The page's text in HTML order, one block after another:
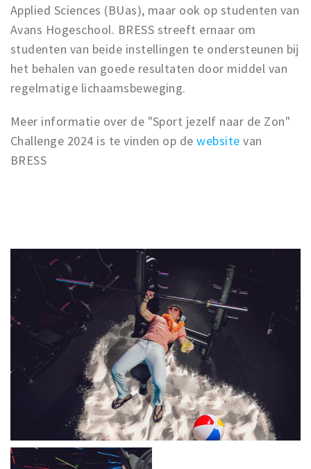
Applied Sciences (BUas), maar ook op studenten van
Avans Hogeschool. BRESS streeft ernaar om
studenten van beide instellingen te ondersteunen bij
het behalen van goede resultaten door middel van
regelmatige lichaamsbeweging.
Meer informatie over de "Sport jezelf naar de Zon"
Challenge 2024 is te vinden op dewebsite van
BRESS